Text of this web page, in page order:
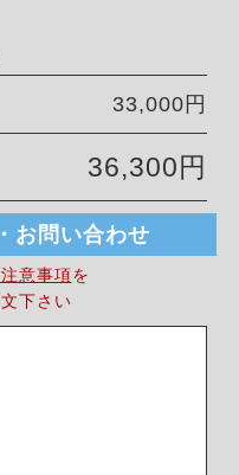
33,000円
36,300円
お問い合わせ
意事項を
下さい